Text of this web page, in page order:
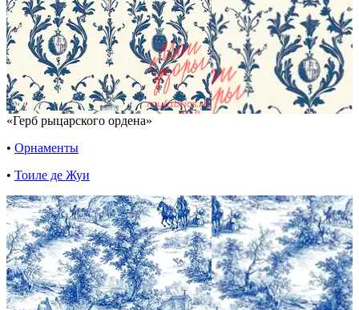
«Герб рыцарского ордена»
• Орнаменты
• Тоиле де Жуи